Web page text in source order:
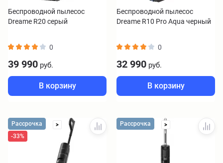
Беспроводной пылесос
Dreame R20 серый
0
39 990 руб.
В корзину
Беспроводной пылесос
Dreame R10 Pro Aqua черный
0
32 990 руб.
В корзину
Рассрочка
>
-33%
Рассрочка >